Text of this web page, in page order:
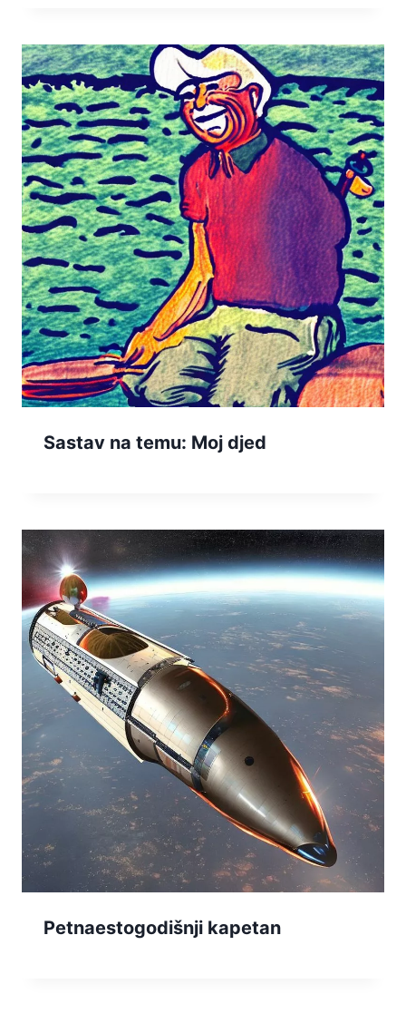
Sastav na temu: Moj djed
Petnaestogodišnji kapetan